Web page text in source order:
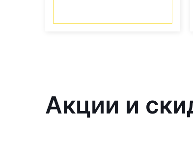
Акции и